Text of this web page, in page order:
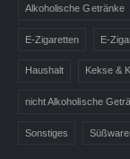
Alkoholische Getränke
E-Zigaretten E-
Haushalt Kekse &
nicht Alkoholische
Sonstiges